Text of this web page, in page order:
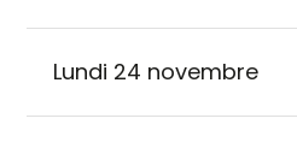
Lundi 24 novembre